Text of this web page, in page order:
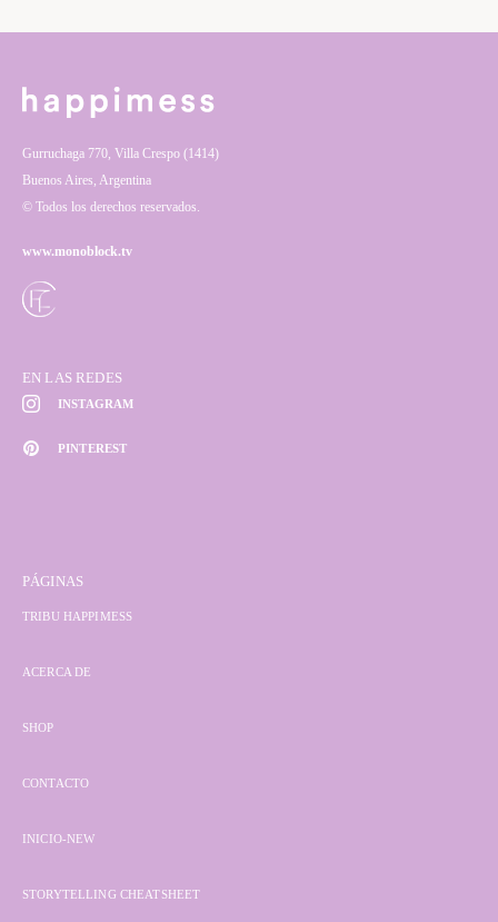
Gurruchaga 770, Villa Crespo (1414)
Buenos Aires, Argentina
© Todos los derechos reservados.
www.monoblock.tv
EN LAS REDES
INSTAGRAM
PINTEREST
PÁGINAS
TRIBU HAPPIMESS
ACERCA DE
SHOP
CONTACTO
INICIO-NEW
STORYTELLING CHEATSHEET